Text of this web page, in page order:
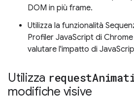
DOM in più frame.
Utilizza la funzionalità
Profiler JavaScript di
valutare l'impatto di
Utilizza request
modifiche visive